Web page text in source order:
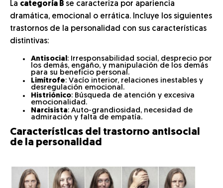
La categoría B se caracteriza por apariencia
dramática, emocional o errática. Incluye los siguientes
trastornos de la personalidad con sus características
distintivas:
Antisocial: Irresponsabilidad social, desprecio por
los demás, engaño, y manipulación de los demás
para su beneficio personal.
Limítrofe: Vacío interior, relaciones inestables y
desregulación emocional.
Histriónico: Búsqueda de atención y excesiva
emocionalidad.
Narcisista: Auto-grandiosidad, necesidad de
admiración y falta de empatía.
Características del trastorno antisocial
de la personalidad